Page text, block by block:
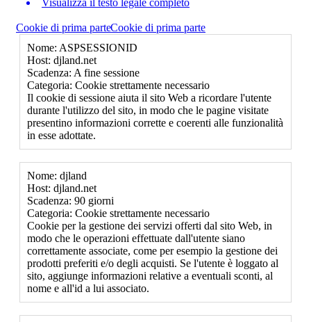
Visualizza il testo legale completo
Cookie di prima parteCookie di prima parte
Nome: ASPSESSIONID
Host: djland.net
Scadenza: A fine sessione
Categoria: Cookie strettamente necessario
Il cookie di sessione aiuta il sito Web a ricordare l'utente
durante l'utilizzo del sito, in modo che le pagine visitate
presentino informazioni corrette e coerenti alle funzionalità
in esse adottate.
Nome: djland
Host: djland.net
Scadenza: 90 giorni
Categoria: Cookie strettamente necessario
Cookie per la gestione dei servizi offerti dal sito Web, in
modo che le operazioni effettuate dall'utente siano
correttamente associate, come per esempio la gestione dei
prodotti preferiti e/o degli acquisti. Se l'utente è loggato al
sito, aggiunge informazioni relative a eventuali sconti, al
nome e all'id a lui associato.